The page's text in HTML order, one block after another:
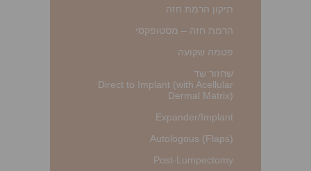
תיקון הרמת חזה
הרמת חזה – מסטופקסי
פטמה שקועה
שחזור שד
Direct to Implant (with Acellular
Dermal Matrix)
Expander/Implant
Autologous (Flaps)
Post-Lumpectomy